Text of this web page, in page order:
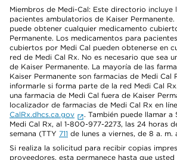
Miembros de Medi-Cal: Este directorio incluye
pacientes ambulatorios de Kaiser Permanente.
puede obtener cualquier medicamento
Permanente. Los medicamentos para
cubiertos por Medi Cal pueden obtenerse en
red de Medi Cal Rx. No es necesario que sea
de Kaiser Permanente. La mayoría de las
Kaiser Permanente son farmacias de Medi Cal
informarle si forma parte de la red Medi Cal
una farmacia de Medi Cal fuera de Kaiser
localizador de farmacias de Medi Cal Rx en
CalRx.dhcs.ca.gov
. También puede llamar
Medi Cal Rx, al 1-800-977-2273, las 24 horas
semana (TTY 711 de lunes a viernes, de 8 a. m.
Si realiza la solicitud para recibir copias
proveedores, esta permanece hasta que